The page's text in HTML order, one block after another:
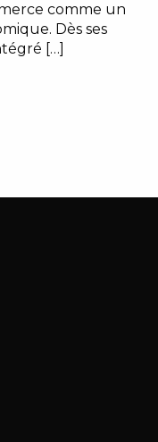
comme un
Dès ses
[…]